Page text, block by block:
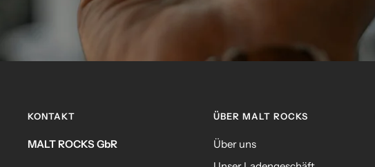
KONTAKT
MALT ROCKS GbR
ÜBER MALT ROCKS
Über uns